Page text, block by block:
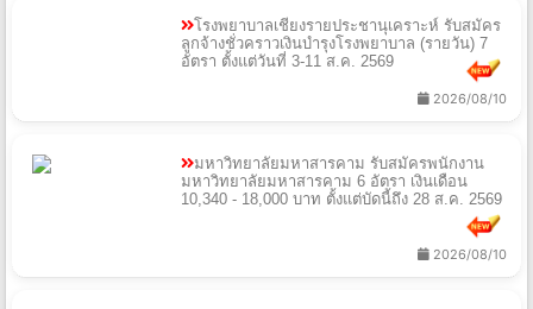
โรงพยาบาลเชียงรายประชานุเคราะห์ รับสมัคร
ลูกจ้างชั่วคราวเงินบำรุงโรงพยาบาล (รายวัน) 7
อัตรา ตั้งแต่วันที่ 3-11 ส.ค. 2569
2026/08/10
มหาวิทยาลัยมหาสารคาม รับสมัครพนักงาน
มหาวิทยาลัยมหาสารคาม 6 อัตรา เงินเดือน
10,340 - 18,000 บาท ตั้งแต่บัดนี้ถึง 28 ส.ค. 2569
2026/08/10